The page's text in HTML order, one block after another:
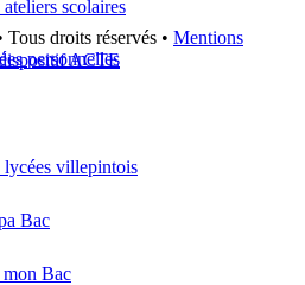
ateliers scolaires
ACTE
lycées villepintois
Bac
mon Bac
droits réservés • Mentions
personnelles